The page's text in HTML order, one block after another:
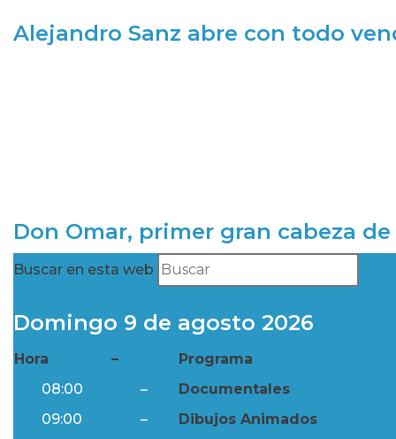
Alejandro Sanz abre con todo
Don Omar, primer gran cabeza
Buscar en esta web
Domingo 9 de agosto 2026
Hora –
Programa
08:00
–
Documentales
09:00
–
Dibujos Animados